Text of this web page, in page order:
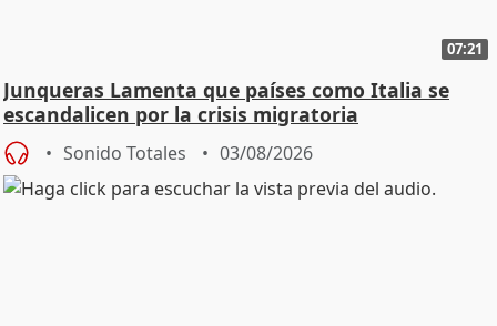
07:21
Junqueras Lamenta que países como Italia se
escandalicen por la crisis migratoria
Sonido Totales 03/08/2026